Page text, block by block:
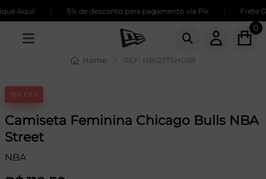
Aqui! 5% de desconto para pagamento via Pix Frete
0
Home REF: NBI22TSH058
15% OFF
Camiseta Feminina Chicago Bulls NBA
Street
NBA